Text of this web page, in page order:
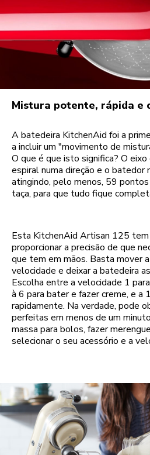
Mistura potente, rápida e
A batedeira KitchenAid foi a
a incluir um "movimento de
O que é que isto significa? O
espiral numa direção e o batedor
atingindo, pelo menos, 59
taça, para que tudo fique
Esta KitchenAid Artisan 125
proporcionar a precisão de que
que tem em mãos. Basta mover
velocidade e deixar a batedeira
Escolha entre a velocidade 1
à 6 para bater e fazer creme, e a
rapidamente. Na verdade, pode
perfeitas em menos de um
massa para bolos, fazer
selecionar o seu acessório e a